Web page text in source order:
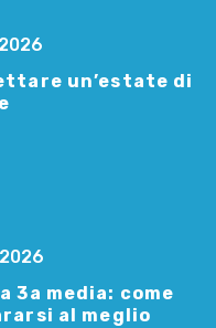
un’estate di
3a media: come
al meglio